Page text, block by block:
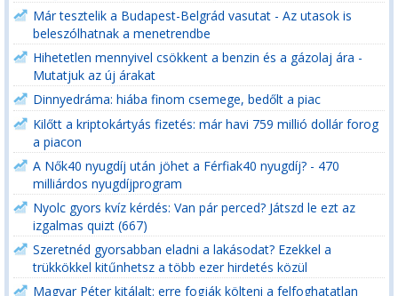
Már tesztelik a Budapest-Belgrád vasutat - Az utasok is
beleszólhatnak a menetrendbe
Hihetetlen mennyivel csökkent a benzin és a gázolaj ára -
Mutatjuk az új árakat
Dinnyedráma: hiába finom csemege, bedőlt a piac
Kilőtt a kriptokártyás fizetés: már havi 759 millió dollár forog
a piacon
A Nők40 nyugdíj után jöhet a Férfiak40 nyugdíj? - 470
milliárdos nyugdíjprogram
Nyolc gyors kvíz kérdés: Van pár perced? Játszd le ezt az
izgalmas quizt (667)
Szeretnéd gyorsabban eladni a lakásodat? Ezekkel a
trükkökkel kitűnhetsz a több ezer hirdetés közül
Magyar Péter kitálalt: erre fogják költeni a felfoghatatlan